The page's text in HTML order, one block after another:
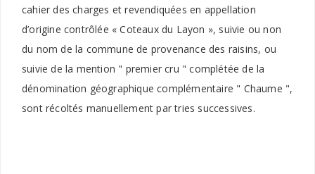
cahier des charges et revendiquées en appellation
d’origine contrôlée « Coteaux du Layon », suivie ou non
du nom de la commune de provenance des raisins, ou
suivie de la mention " premier cru " complétée de la
dénomination géographique complémentaire " Chaume ",
sont récoltés manuellement par tries successives.